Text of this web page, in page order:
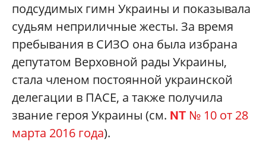
подсудимых гимн Украины и показывала
судьям неприличные жесты. За время
пребывания в СИЗО она была избрана
депутатом Верховной рады Украины,
стала членом постоянной украинской
делегации в ПАСЕ, а также получила
звание героя Украины (см. NT № 10 от 28
марта 2016 года).